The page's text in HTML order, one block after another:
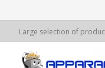
Large selection of